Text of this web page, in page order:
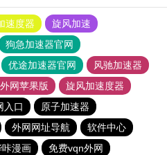
速度器
旋风加速
狗急加速器官网
优途加速器官网
风驰加速器
网苹果版
旋风加速度器
入口
原子加速器
外网网址导航
软件中心
咔漫画
免费vqn外网